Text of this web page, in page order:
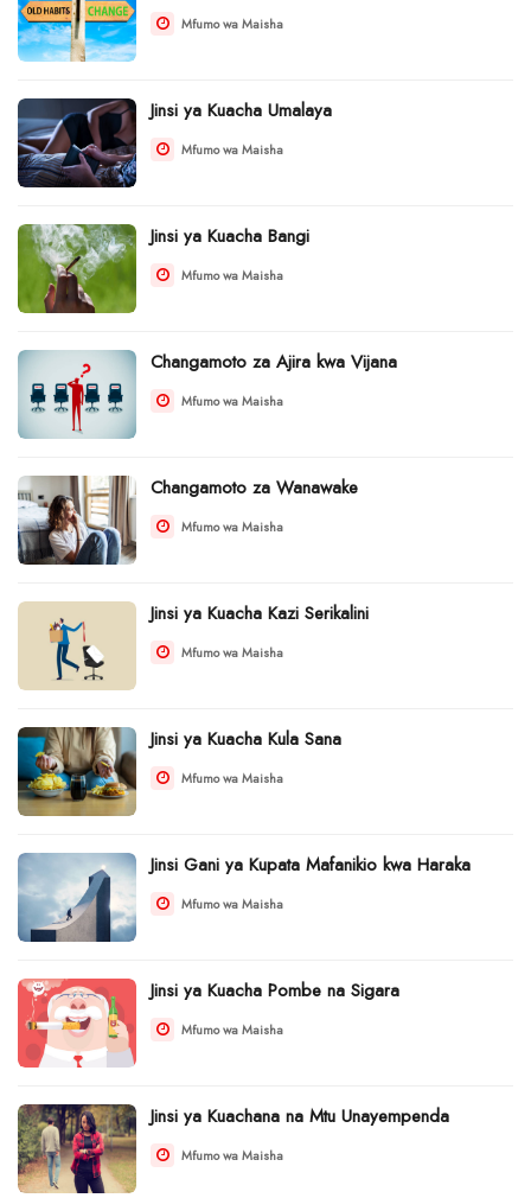
Mfumo wa Maisha
Jinsi ya Kuacha Umalaya
Mfumo wa Maisha
Jinsi ya Kuacha Bangi
Mfumo wa Maisha
Changamoto za Ajira kwa Vijana
Mfumo wa Maisha
Changamoto za Wanawake
Mfumo wa Maisha
Jinsi ya Kuacha Kazi Serikalini
Mfumo wa Maisha
Jinsi ya Kuacha Kula Sana
Mfumo wa Maisha
Jinsi Gani ya Kupata Mafanikio kwa Haraka
Mfumo wa Maisha
Jinsi ya Kuacha Pombe na Sigara
Mfumo wa Maisha
Jinsi ya Kuachana na Mtu Unayempenda
Mfumo wa Maisha